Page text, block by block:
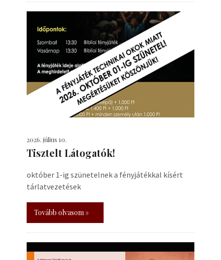
2026. július 10.
Tisztelt Látogatók!
október 1-ig szünetelnek a fényjátékkal kísért
tárlatvezetések
Tovább olvasom »